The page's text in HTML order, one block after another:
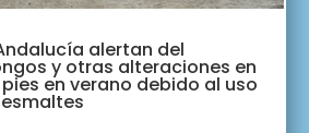
alertan del
y otras alteraciones en
en verano debido al uso